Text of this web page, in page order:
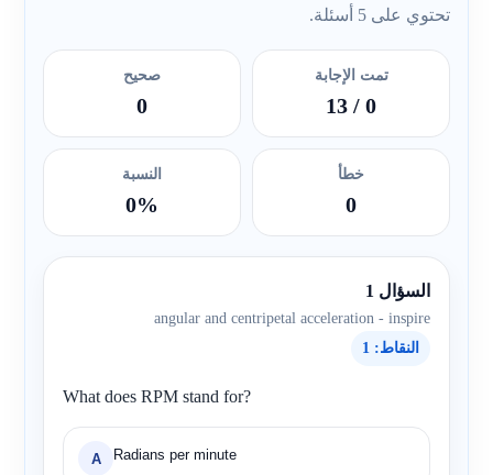
تحتوي على 5 أسئلة.
تمت الإجابة
0
/ 13
صحيح
0
خطأ
0
النسبة
0%
السؤال 1
angular and centripetal acceleration - inspire
النقاط: 1
What does RPM stand for?
A Radians per minute